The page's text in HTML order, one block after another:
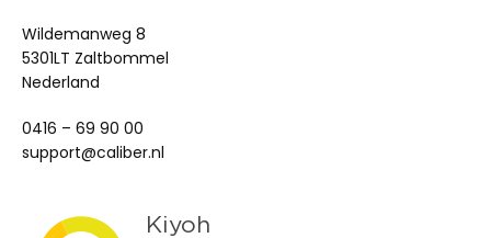
Wildemanweg 8
5301LT Zaltbommel
Nederland
0416 – 69 90 00
support@caliber.nl